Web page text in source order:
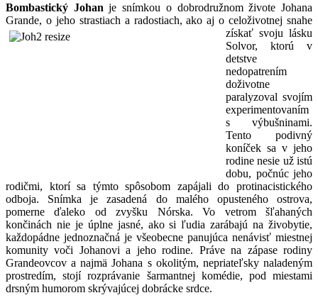
Bombastický Johan je snímkou o dobrodružnom živote Johana
Grande, o jeho strastiach a radostiach, ako aj o celoživotnej snahe
získať svoju lásku
Solvor, ktorú v
detstve
nedopatrením
doživotne
paralyzoval svojím
experimentovaním
s výbušninami.
Tento podivný
koníček sa v jeho
rodine nesie už istú
dobu, počnúc jeho
rodičmi, ktorí sa týmto spôsobom zapájali do protinacistického
odboja. Snímka je zasadená do malého opusteného ostrova,
pomerne ďaleko od zvyšku Nórska. Vo vetrom šľahaných
končinách nie je úplne jasné, ako si ľudia zarábajú na živobytie,
každopádne jednoznačná je všeobecne panujúca nenávisť miestnej
komunity voči Johanovi a jeho rodine. Práve na zápase rodiny
Grandeovcov a najmä Johana s okolitým, nepriateľsky naladeným
prostredím, stojí rozprávanie šarmantnej komédie, pod miestami
drsným humorom skrývajúcej dobrácke srdce.